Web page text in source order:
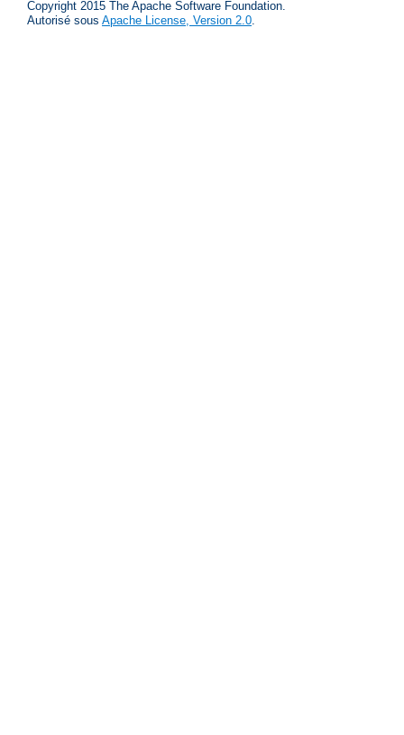
Copyright 2015 The Apache Software Foundation.
Autorisé sous Apache License, Version 2.0.